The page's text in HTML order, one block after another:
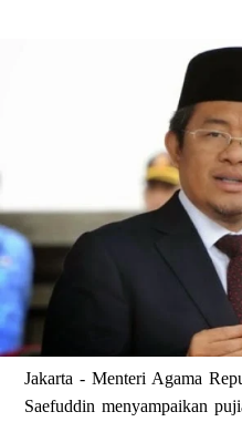
Jakarta - Menteri Agama
Saefuddin menyampaikan